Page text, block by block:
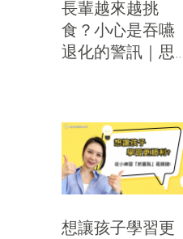
長輩越來越挑
食？小心是吞嚥
退化的警訊｜思
想讓孩子學習更